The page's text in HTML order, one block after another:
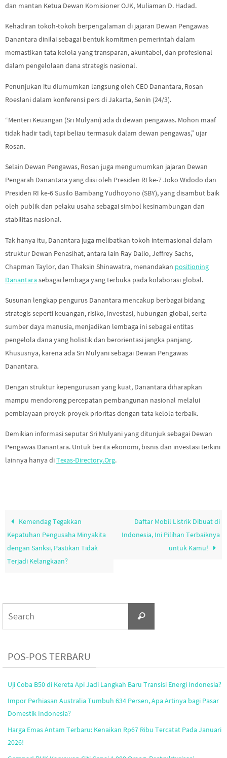
dan mantan Ketua Dewan Komisioner OJK, Muliaman D. Hadad.
Kehadiran tokoh-tokoh berpengalaman di jajaran Dewan Pengawas
Danantara dinilai sebagai bentuk komitmen pemerintah dalam
memastikan tata kelola yang transparan, akuntabel, dan profesional
dalam pengelolaan dana strategis nasional.
Penunjukan itu diumumkan langsung oleh CEO Danantara, Rosan
Roeslani dalam konferensi pers di Jakarta, Senin (24/3).
“Menteri Keuangan (Sri Mulyani) ada di dewan pengawas. Mohon maaf
tidak hadir tadi, tapi beliau termasuk dalam dewan pengawas,” ujar
Rosan.
Selain Dewan Pengawas, Rosan juga mengumumkan jajaran Dewan
Pengarah Danantara yang diisi oleh Presiden RI ke-7 Joko Widodo dan
Presiden RI ke-6 Susilo Bambang Yudhoyono (SBY), yang disambut baik
oleh publik dan pelaku usaha sebagai simbol kesinambungan dan
stabilitas nasional.
Tak hanya itu, Danantara juga melibatkan tokoh internasional dalam
struktur Dewan Penasihat, antara lain Ray Dalio, Jeffrey Sachs,
Chapman Taylor, dan Thaksin Shinawatra, menandakan positioning
Danantarasebagai lembaga yang terbuka pada kolaborasi global.
Susunan lengkap pengurus Danantara mencakup berbagai bidang
strategis seperti keuangan, risiko, investasi, hubungan global, serta
sumber daya manusia, menjadikan lembaga ini sebagai entitas
pengelola dana yang holistik dan berorientasi jangka panjang.
Khususnya, karena ada Sri Mulyani sebagai Dewan Pengawas
Danantara.
Dengan struktur kepengurusan yang kuat, Danantara diharapkan
mampu mendorong percepatan pembangunan nasional melalui
pembiayaan proyek-proyek prioritas dengan tata kelola terbaik.
Demikian informasi seputar Sri Mulyani yang ditunjuk sebagai Dewan
Pengawas Danantara. Untuk berita ekonomi, bisnis dan investasi terkini
lainnya hanya diTexas-Directory.Org.
Kemendag Tegakkan
Kepatuhan Pengusaha Minyakita
dengan Sanksi, Pastikan Tidak
Terjadi Kelangkaan?
Daftar Mobil Listrik Dibuat di
Indonesia, Ini Pilihan Terbaiknya
untuk Kamu!
Search
POS-POS TERBARU
Uji Coba B50 di Kereta Api Jadi Langkah Baru Transisi Energi Indonesia?
Impor Perhiasan Australia Tumbuh 634 Persen, Apa Artinya bagi Pasar
Domestik Indonesia?
Harga Emas Antam Terbaru: Kenaikan Rp67 Ribu Tercatat Pada Januari
2026!